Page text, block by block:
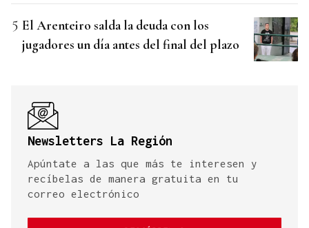
El Arenteiro salda la deuda con los
jugadores un día antes del final del plazo
Newsletters La Región
Apúntate a las que más te interesen y
recíbelas de manera gratuita en tu
correo electrónico